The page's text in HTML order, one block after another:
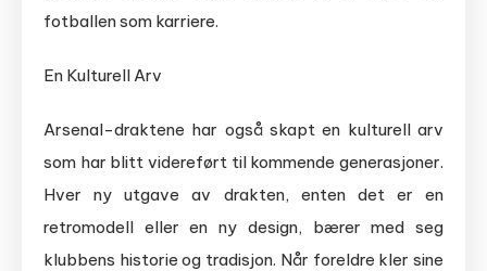
fotballen som karriere.
En Kulturell Arv
Arsenal-draktene har også skapt en kulturell arv
som har blitt videreført til kommende generasjoner.
Hver ny utgave av drakten, enten det er en
retromodell eller en ny design, bærer med seg
klubbens historie og tradisjon. Når foreldre kler sine